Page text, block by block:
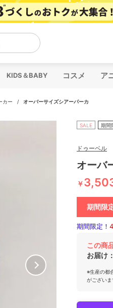
KIDS＆BABY コスメ ア
カー / オーバーサイズシアーパーカ
SALE 期間
ドゥーベル
オーバ
￥
期間限
期間限定！
この商
お届け：
※生産の都
がございま